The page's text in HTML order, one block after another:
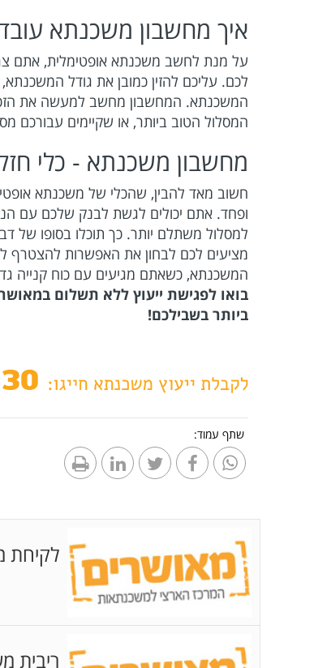
איך מחשבון משכנתא
על מנת לחשב משכנתא אופטימלית, אתם
לכם. עליכם להזין כמובן את גודל
המשכנתא. המחשבון מחשב למעשה את
המסלול הטוב ביותר, או שקיימים עבורכם
מחשבון משכנתא - כלי
חשוב מאד להבין, שהכלי של משכנתא
ופחד. אתם יכולים לגשת לבנק שלכם עם
למסלול משתלם יותר. כך תוכלו בסופו של
מציעים לכם לבחון את האפשרות להצטרף
המשכנתא, כשאתם מגיעים עם כוח קנייה
בואו לפגישת ייעוץ ללא תשלום
ביותר בשבילכם!
שתף עמוד:
לקיחת
ריבית